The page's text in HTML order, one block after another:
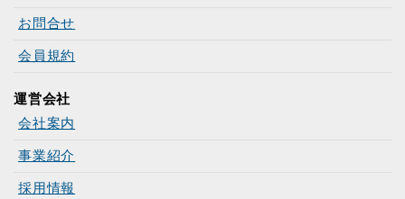
お問合せ
会員規約
運営会社
会社案内
事業紹介
採用情報